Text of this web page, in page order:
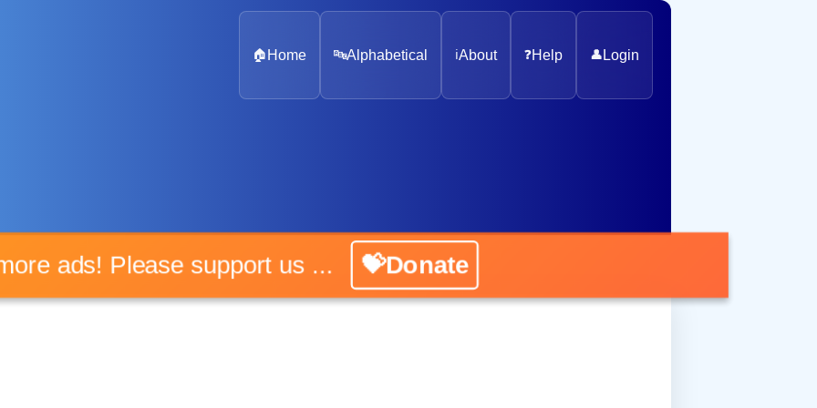
🏠 Home 🔤Alphabetical ℹ️About ❓Help 👤 Login
more ads! Please support us ... 💝Donate